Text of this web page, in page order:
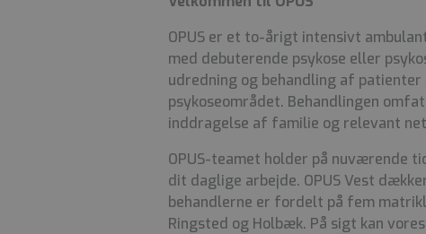
OPUS er et to-årigt intensivt
med debuterende psykose eller
udredning og behandling af
psykoseområdet. Behandlingen
inddragelse af familie og relevant
OPUS-teamet holder på nuværende
dit daglige arbejde. OPUS Vest
behandlerne er fordelt på fem
Ringsted og Holbæk. På sigt kan